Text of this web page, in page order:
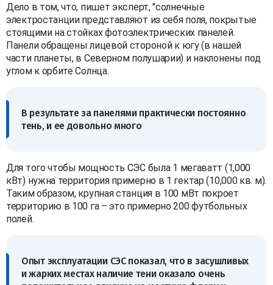
Дело в том, что, пишет эксперт, "солнечные
электростанции представляют из себя поля, покрытые
стоящими на стойках фотоэлектрических панелей.
Панели обращены лицевой стороной к югу (в нашей
части планеты, в Северном полушарии) и наклонены под
углом к орбите Солнца.
В результате за панелями практически постоянно
тень, и ее довольно много
Для того чтобы мощность СЭС была 1 мегаватт (1,000
кВт) нужна территория примерно в 1 гектар (10,000 кв. м).
Таким образом, крупная станция в 100 мВт покроет
территорию в 100 га – это примерно 200 футбольных
полей.
Опыт эксплуатации СЭС показал, что в засушливых
и жарких местах наличие тени оказало очень